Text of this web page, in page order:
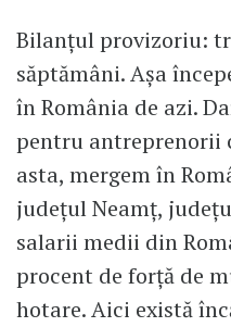
Bilanțul provizoriu:
săptămâni. Așa
în România de azi.
pentru antreprenorii
asta, mergem în
județul Neamț,
salarii medii din
procent de forță de
hotare. Aici există